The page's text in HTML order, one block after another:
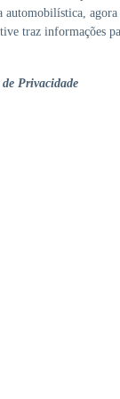
automobilística, agora
traz informações
Privacidade